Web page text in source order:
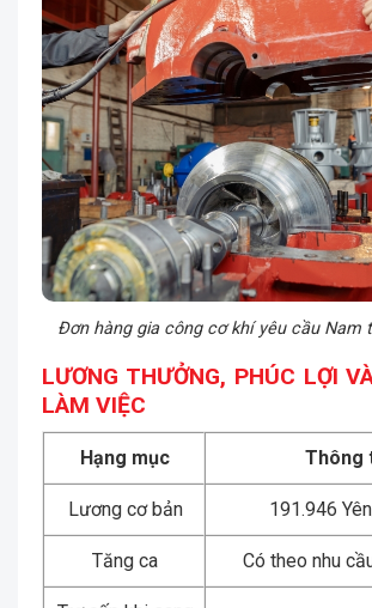
Đơn hàng gia công cơ khí yêu cầu Nam
LƯƠNG THƯỞNG, PHÚC LỢI
LÀM VIỆC
Hạng mục Thông
Lương cơ bản 191.946
Tăng ca Có theo nhu